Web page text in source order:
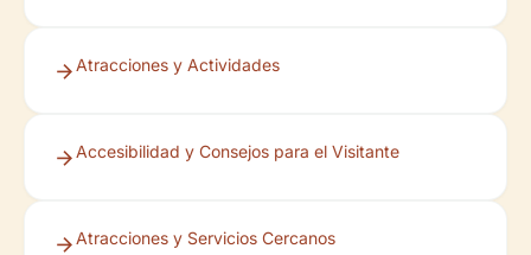
Atracciones y Actividades
Accesibilidad y Consejos para el Visitante
Atracciones y Servicios Cercanos